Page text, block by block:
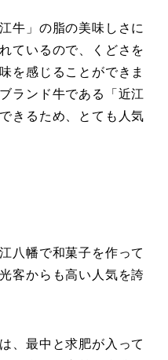
牛」の脂の美味しさに
ているので、くどさを
を感じることができま
ランド牛である「近江
きるため、とても人気
八幡で和菓子を作って
客からも高い人気を誇
、最中と求肥が入って